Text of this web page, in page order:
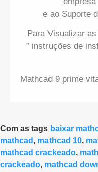
e ao Suporte
Para Visualizar
” instruções de
Mathcad 9 prime
Com as tags baixar
mathcad , mathcad 10,
mathcad crackeado,
crackeado, mathcad